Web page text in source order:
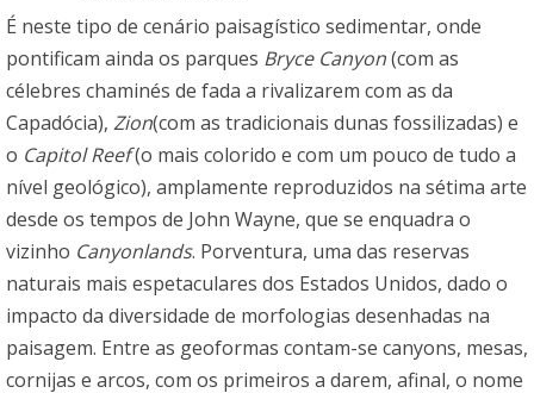
É neste tipo de cenário paisagístico sedimentar, onde
pontificam ainda os parques Bryce Canyon(com as
célebres chaminés de fada a rivalizarem com as da
Capadócia), Zion(com as tradicionais dunas fossilizadas) e
o Capitol Reef(o mais colorido e com um pouco de tudo a
nível geológico), amplamente reproduzidos na sétima arte
desde os tempos de John Wayne, que se enquadra o
vizinho Canyonlands. Porventura, uma das reservas
naturais mais espetaculares dos Estados Unidos, dado o
impacto da diversidade de morfologias desenhadas na
paisagem. Entre as geoformas contam-se canyons, mesas,
cornijas e arcos, com os primeiros a darem, afinal, o nome